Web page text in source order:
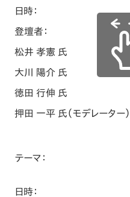
日時：
登壇者：
松井 孝憲 氏
大川 陽介 氏
徳田 行伸 氏
押田 一平 氏（モデレーター）
テーマ：
日時：